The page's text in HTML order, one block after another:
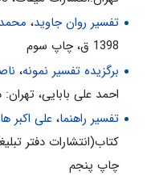
تفسیر روان جاوید،
1398 ق، چاپ سوم
برگزیده تفسیر نمونه،
احمد علی بابایی، تهران:
تفسیر راهنما، علی اکبر
چاپ پنجم‌